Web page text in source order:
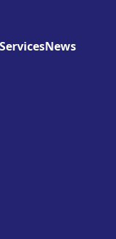
ServicesNews